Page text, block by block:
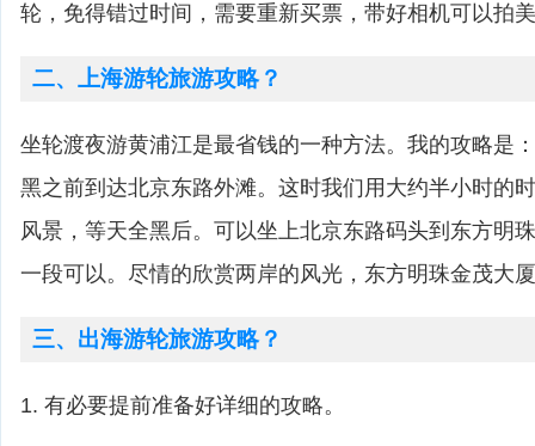
轮，免得错过时间，需要重新买票，带好相机可以拍
二、上海游轮旅游攻略？
坐轮渡夜游黄浦江是最省钱的一种方法。我的攻略是
黑之前到达北京东路外滩。这时我们用大约半小时的
风景，等天全黑后。可以坐上北京东路码头到东方明
一段可以。尽情的欣赏两岸的风光，东方明珠金茂大
三、出海游轮旅游攻略？
1. 有必要提前准备好详细的攻略。